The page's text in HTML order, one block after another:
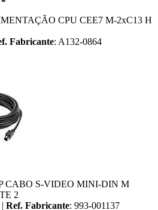
CPU CEE7 M-2xC13 H
Fabricante: A132-0864
CABO S-VIDEO MINI-DIN M
2
Ref. Fabricante: 993-001137